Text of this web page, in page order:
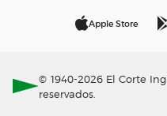
Apple Store
© 1940-2026 El Corte
reservados.